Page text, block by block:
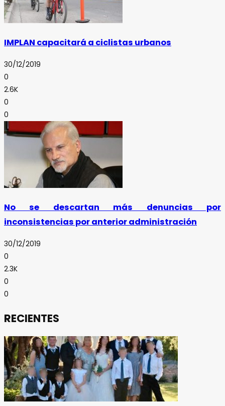
IMPLAN capacitará a ciclistas urbanos
30/12/2019
0
2.6K
0
0
No se descartan más denuncias por
inconsistencias por anterior administración
30/12/2019
0
2.3K
0
0
RECIENTES